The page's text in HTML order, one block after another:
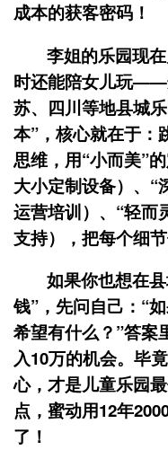
成本的获客密码！
李姐的乐园现
时还能陪女儿玩——
苏、四川等地县城
本”，核心就在于：
思维，用“小而美”
大小定制设备）、“
运营培训）、“轻而
支持），把每个细
如果你也想在
钱”，先问自己：“
希望有什么？”答案
入10万的机会。毕
心，才是儿童乐园
点，蜜动用12年
了！